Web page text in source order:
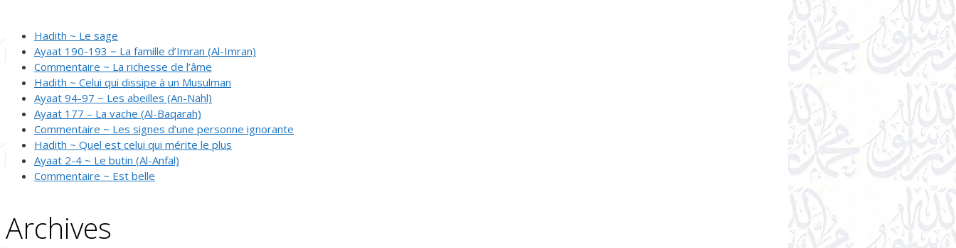
Hadith ~ Le sage
Ayaat 190-193 ~ La famille d’Imran (Al-Imran)
Commentaire ~ La richesse de l’âme
Hadith ~ Celui qui dissipe à un Musulman
Ayaat 94-97 ~ Les abeilles (An-Nahl)
Ayaat 177 – La vache (Al-Baqarah)
Commentaire ~ Les signes d’une personne ignorante
Hadith ~ Quel est celui qui mérite le plus
Ayaat 2-4 ~ Le butin (Al-Anfal)
Commentaire ~ Est belle
Archives